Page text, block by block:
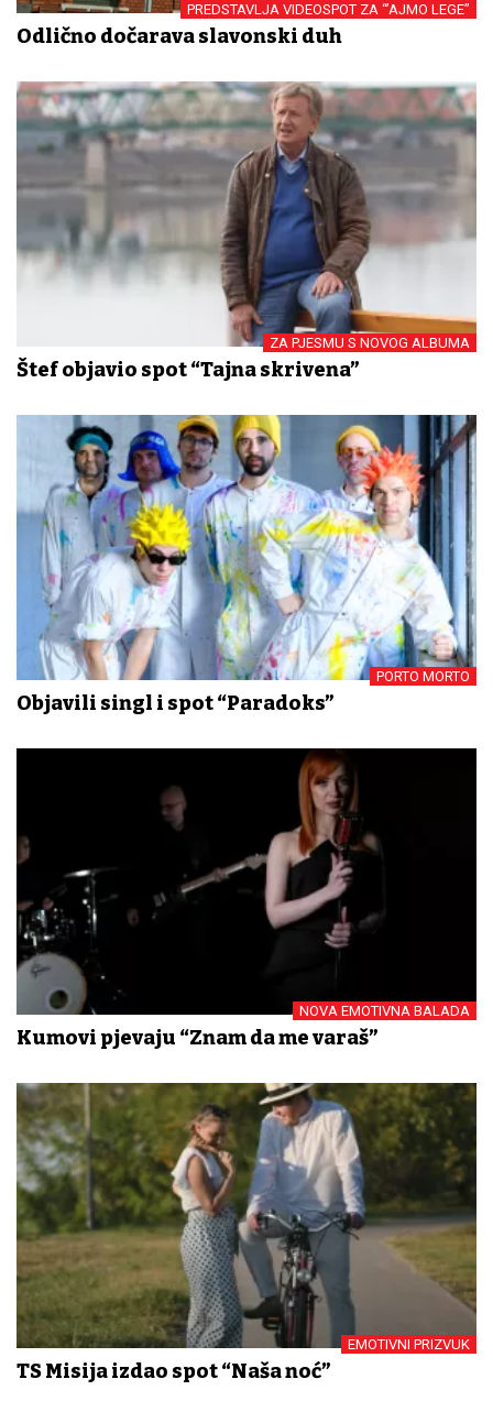
PREDSTAVLJA VIDEOSPOT ZA “’AJMO LEGE”
Odlično dočarava slavonski duh
ZA PJESMU S NOVOG ALBUMA
Štef objavio spot “Tajna skrivena”
PORTO MORTO
Objavili singl i spot “Paradoks”
NOVA EMOTIVNA BALADA
Kumovi pjevaju “Znam da me varaš”
EMOTIVNI PRIZVUK
TS Misija izdao spot “Naša noć”